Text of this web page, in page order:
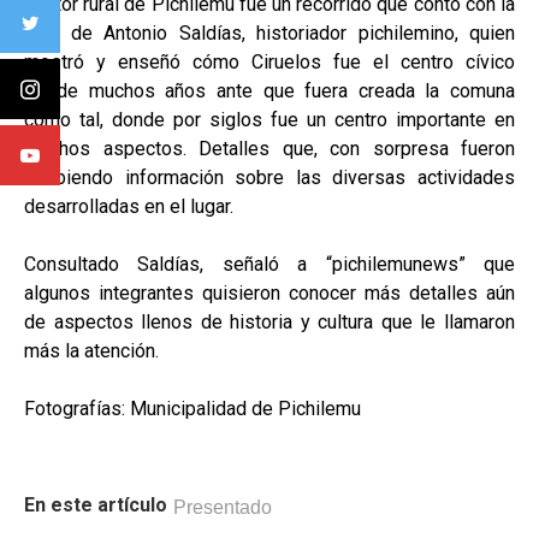
guía de Antonio Saldías, historiador pichilemino, quien
mostró y enseñó cómo Ciruelos fue el centro cívico
desde muchos años ante que fuera creada la comuna
como tal, donde por siglos fue un centro importante en
muchos aspectos. Detalles que, con sorpresa fueron
recibiendo información sobre las diversas actividades
desarrolladas en el lugar.
Consultado Saldías, señaló a “pichilemunews” que
algunos integrantes quisieron conocer más detalles aún
de aspectos llenos de historia y cultura que le llamaron
más la atención.
Fotografías: Municipalidad de Pichilemu
En este artículo Presentado